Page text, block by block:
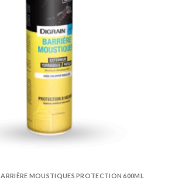
MOUSTIQUES PROTECTION 600ML